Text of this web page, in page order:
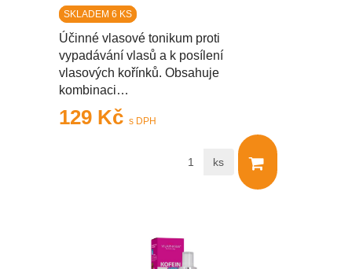
SKLADEM 6 KS
Účinné vlasové tonikum proti
vypadávání vlasů a k posílení
vlasových kořínků. Obsahuje
kombinaci…
129 Kč s DPH
ks